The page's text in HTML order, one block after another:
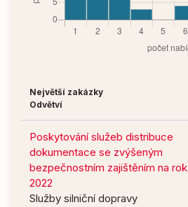
Největší zakázky
Odvětví
Poskytování služeb distribuce
dokumentace se zvýšeným
bezpečnostním zajištěním na rok
2022
Služby silniční dopravy